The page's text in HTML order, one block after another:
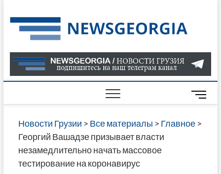
to
content
О
В
ГРУЗИИ
САЙТЕ
M
e
n
Новости Грузии > Все материалы > Главное>
Георгий Вашадзе призывает власти
незамедлительно начать массовое
тестирование на коронавирус